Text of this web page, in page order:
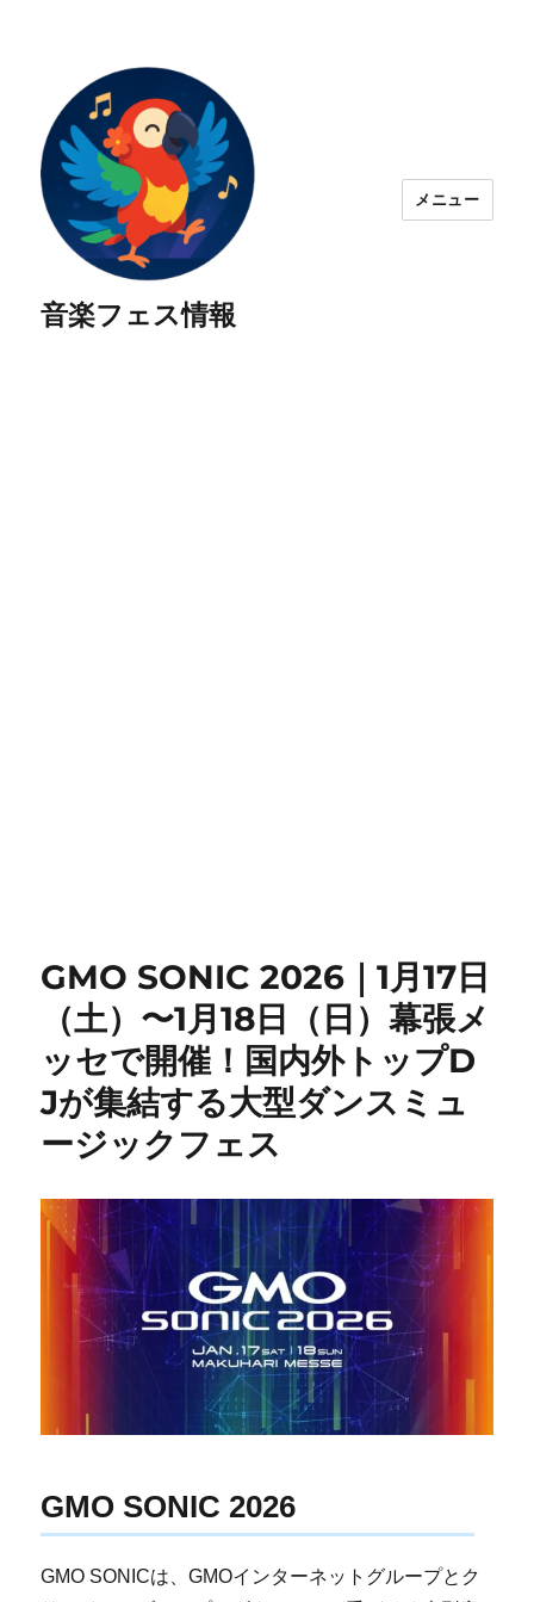
音楽フェス情報
メニュー
GMO SONIC 2026｜1月17日
（土）〜1月18日（日）幕張メ
ッセで開催！国内外トップD
Jが集結する大型ダンスミュ
ージックフェス
GMO SONIC 2026
GMO SONICは、GMOインターネットグループとク